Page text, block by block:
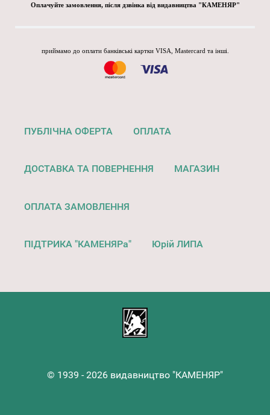
Оплачуйте замовлення, після дзвінка від видавництва "КАМЕНЯР"
приймамо до оплати банківські картки VISA, Mastercard та інші.
ПУБЛІЧНА ОФЕРТА ОПЛАТА
ДОСТАВКА ТА ПОВЕРНЕННЯ МАГАЗИН
ОПЛАТА ЗАМОВЛЕННЯ
ПІДТРИКА "КАМЕНЯРа" Юрій ЛИПА
© 1939 - 2026 видавництво "КАМЕНЯР"